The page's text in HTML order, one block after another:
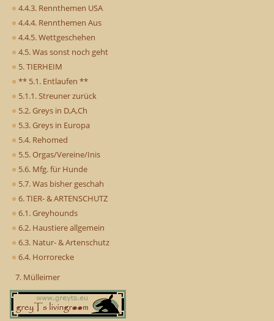
4.4.3. Rennthemen USA
4.4.4. Rennthemen Aus
4.4.5. Wettgeschehen
4.5. Was sonst noch geht
5. TIERHEIM
** 5.1. Entlaufen **
5.1.1. Streuner zurück
5.2. Greys in D,A,Ch
5.3. Greys in Europa
5.4. Rehomed
5.5. Orgas/Vereine/Inis
5.6. Mfg. für Hunde
5.7. Was bisher geschah
6. TIER- & ARTENSCHUTZ
6.1. Greyhounds
6.2. Haustiere allgemein
6.3. Natur- & Artenschutz
6.4. Horrorecke
7. Mülleimer